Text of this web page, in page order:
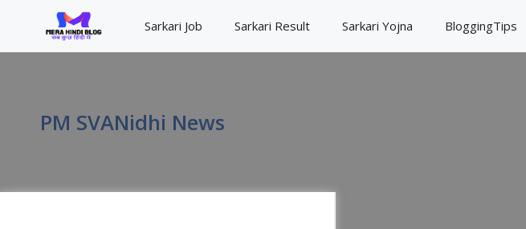
content
Sarkari Job Sarkari Result Sarkari Yojna BloggingTips
PM SVANidhi News